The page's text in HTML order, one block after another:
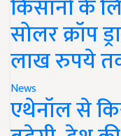
किसानों के
सोलर क्रॉप
लाख रुपये
News
एथेनॉल से